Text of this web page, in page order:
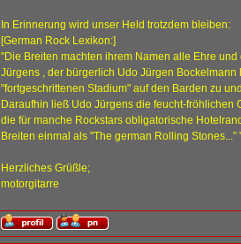
In Erinnerung wird unser Held trotzdem bleiben:
[German Rock Lexikon:]
"Die Breiten machten ihrem Namen alle Ehre
Jürgens , der bürgerlich Udo Jürgen
"fortgeschrittenen Stadium" auf den Barden zu
Daraufhin ließ Udo Jürgens die feucht-fröhlichen
die für manche Rockstars obligatorische
Breiten einmal als "The german Rolling Stones...”
Herzliches Grüßle;
motorgitarre